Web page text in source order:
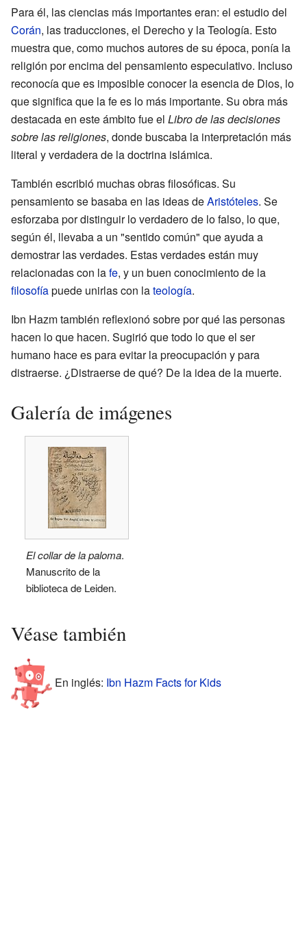
Para él, las ciencias más importantes eran: el estudio del
Corán, las traducciones, el Derecho y la Teología. Esto
muestra que, como muchos autores de su época, ponía la
religión por encima del pensamiento especulativo. Incluso
reconocía que es imposible conocer la esencia de Dios, lo
que significa que la fe es lo más importante. Su obra más
destacada en este ámbito fue el Libro de las decisiones
sobre las religiones, donde buscaba la interpretación más
literal y verdadera de la doctrina islámica.
También escribió muchas obras filosóficas. Su
pensamiento se basaba en las ideas deAristóteles. Se
esforzaba por distinguir lo verdadero de lo falso, lo que,
según él, llevaba a un "sentido común" que ayuda a
demostrar las verdades. Estas verdades están muy
relacionadas con lafe, y un buen conocimiento de la
filosofíapuede unirlas con lateología.
Ibn Hazm también reflexionó sobre por qué las personas
hacen lo que hacen. Sugirió que todo lo que el ser
humano hace es para evitar la preocupación y para
distraerse. ¿Distraerse de qué? De la idea de la muerte.
Galería de imágenes
El collar de la paloma.
Manuscrito de la
biblioteca de Leiden.
Véase también
En inglés: Ibn Hazm Facts for Kids